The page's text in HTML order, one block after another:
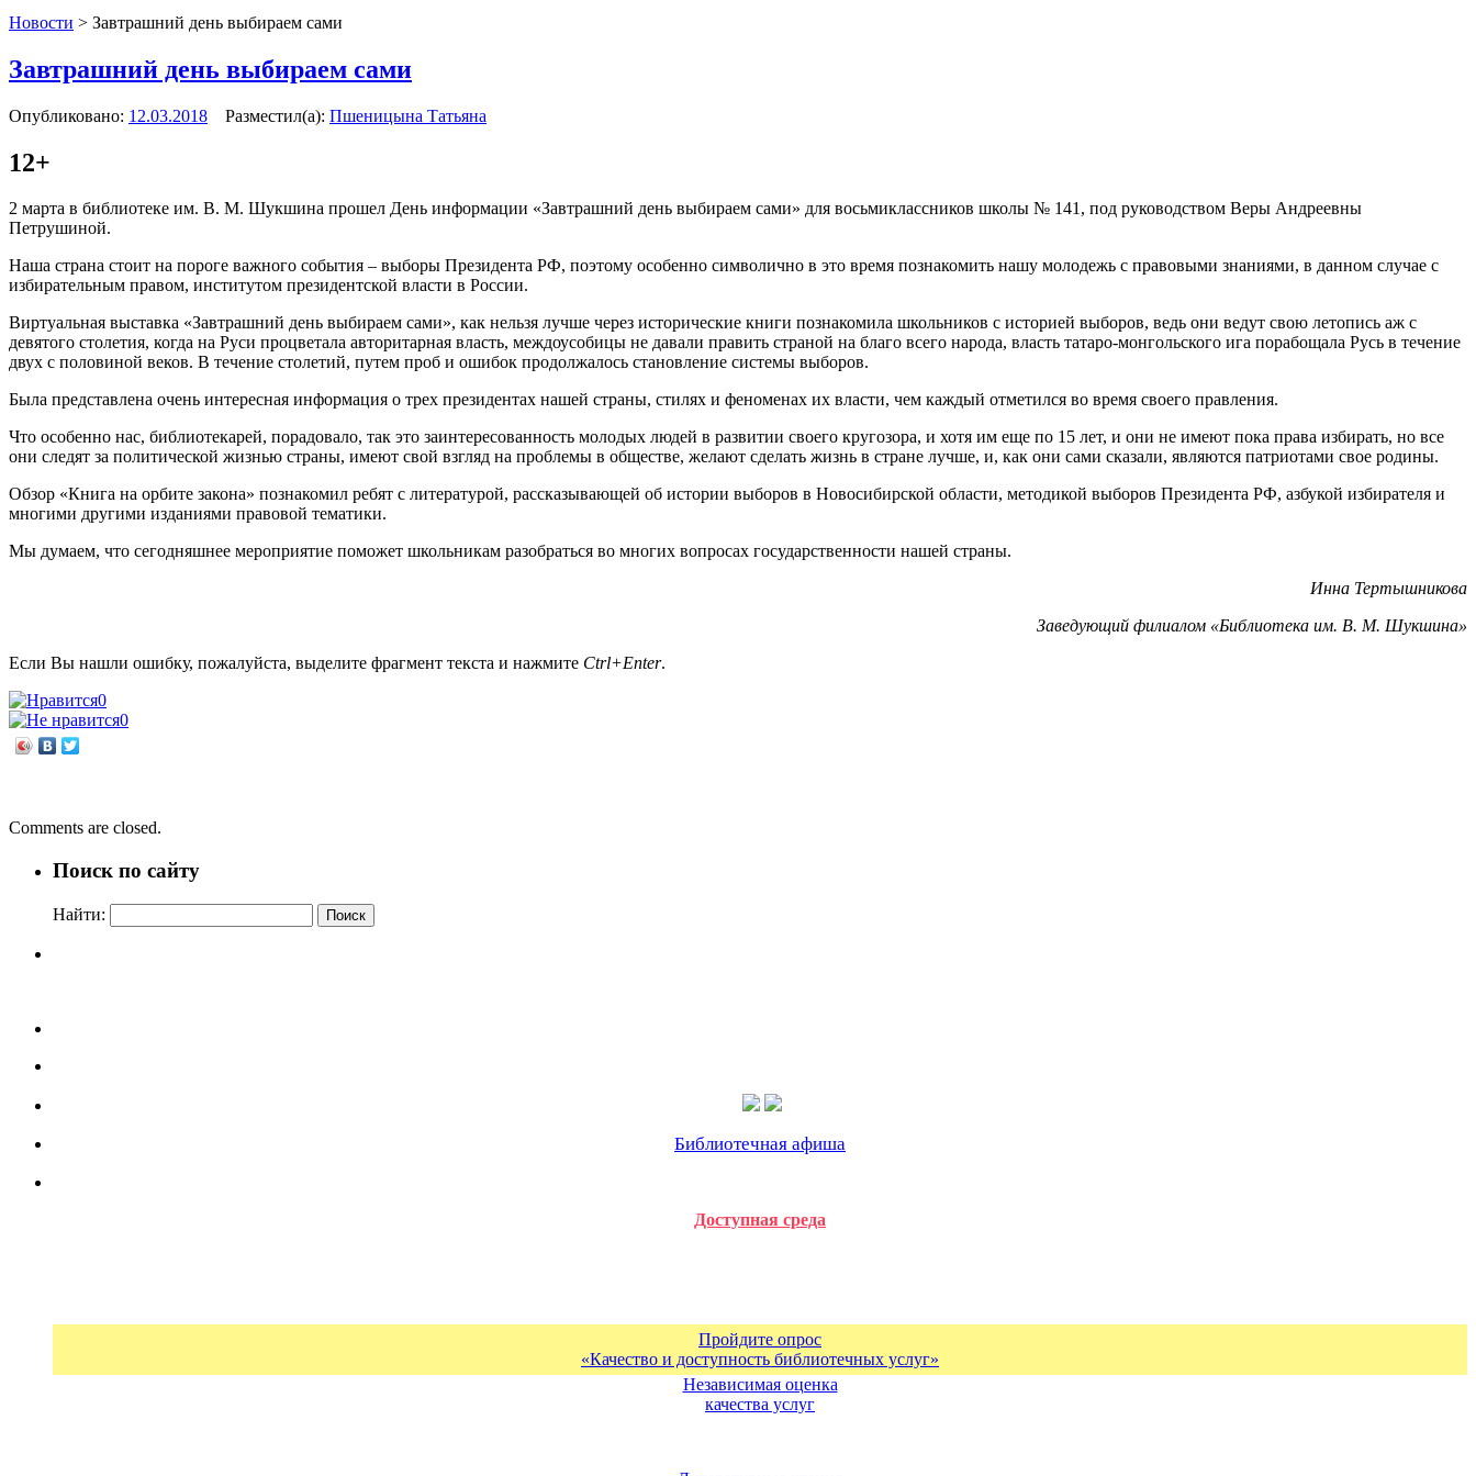
Новости > Завтрашний день выбираем сами
Завтрашний день выбираем сами
Опубликовано: 12.03.2018 Разместил(а): Пшеницына Татьяна
12+
2 марта в библиотеке им. В. М. Шукшина прошел День информации «Завтрашний день выбираем сами» для восьмиклассников школы № 141, под руководством Веры Андреевны
Петрушиной.
Наша страна стоит на пороге важного события – выборы Президента РФ, поэтому особенно символично в это время познакомить нашу молодежь с правовыми знаниями, в данном случае с
избирательным правом, институтом президентской власти в России.
Виртуальная выставка «Завтрашний день выбираем сами», как нельзя лучше через исторические книги познакомила школьников с историей выборов, ведь они ведут свою летопись аж с
девятого столетия, когда на Руси процветала авторитарная власть, междоусобицы не давали править страной на благо всего народа, власть татаро-монгольского ига порабощала Русь в течение
двух с половиной веков. В течение столетий, путем проб и ошибок продолжалось становление системы выборов.
Была представлена очень интересная информация о трех президентах нашей страны, стилях и феноменах их власти, чем каждый отметился во время своего правления.
Что особенно нас, библиотекарей, порадовало, так это заинтересованность молодых людей в развитии своего кругозора, и хотя им еще по 15 лет, и они не имеют пока права избирать, но все
они следят за политической жизнью страны, имеют свой взгляд на проблемы в обществе, желают сделать жизнь в стране лучше, и, как они сами сказали, являются патриотами свое родины.
Обзор «Книга на орбите закона» познакомил ребят с литературой, рассказывающей об истории выборов в Новосибирской области, методикой выборов Президента РФ, азбукой избирателя и
многими другими изданиями правовой тематики.
Мы думаем, что сегодняшнее мероприятие поможет школьникам разобраться во многих вопросах государственности нашей страны.
Инна Тертышникова
Заведующий филиалом «Библиотека им. В. М. Шукшина»
Если Вы нашли ошибку, пожалуйста, выделите фрагмент текста и нажмите Ctrl+Enter.
0
0
Comments are closed.
Поиск по сайту
Найти:
Библиотечная афиша
Доступная среда
Пройдите опрос
«Качество и доступность библиотечных услуг»
Независимая оценка
качества услуг